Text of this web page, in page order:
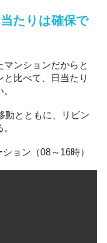
たりは確保で
ンションだからと
比べて、日当たり
動とともに、リビン
ョン（08～16時）